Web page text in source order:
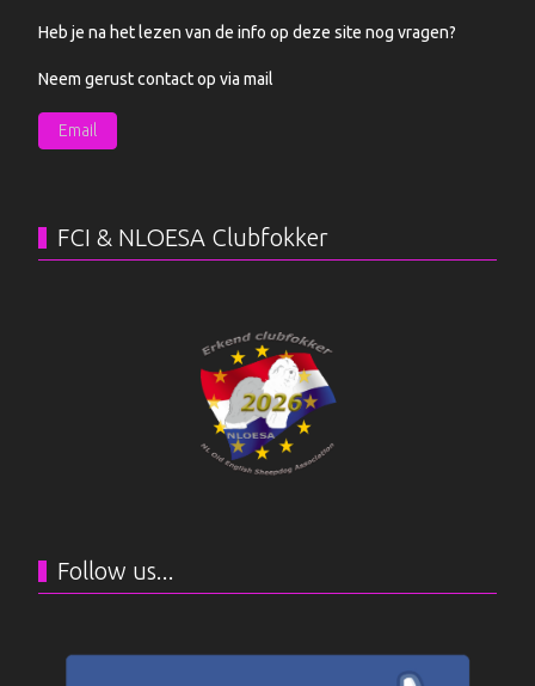
Heb je na het lezen van de info op deze site nog vragen?
Neem gerust contact op via mail
Email
FCI & NLOESA Clubfokker
Follow us...